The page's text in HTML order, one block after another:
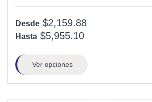
Desde $2,159.88
Hasta $5,955.10
Ver opciones